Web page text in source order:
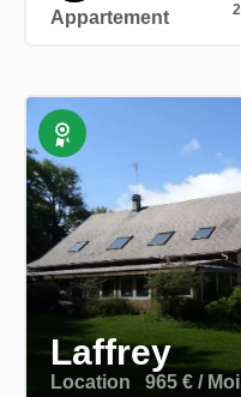
Appartement 2
Exclusivité
Laffrey
Location 965 € /